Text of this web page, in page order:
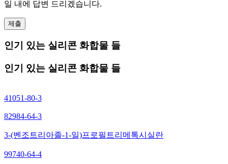
일 내에 답변 드리겠습니다.
제출
인기 있는 실리콘 화합물 들
인기 있는 실리콘 화합물 들
41051-80-3
82984-64-3
3-(벤조트리아졸-1-일)프로필트리메톡시실란
99740-64-4